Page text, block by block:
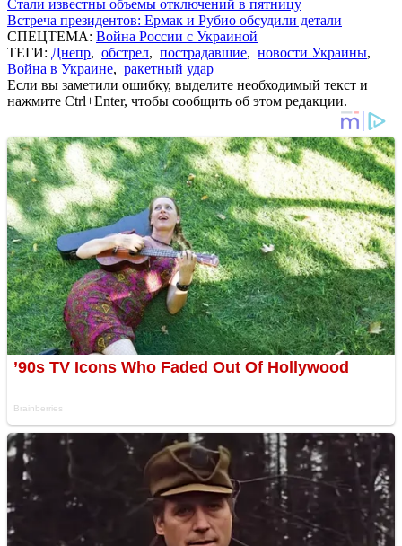
Стали известны объемы отключений в пятницу
Встреча президентов: Ермак и Рубио обсудили детали
СПЕЦТЕМА: Война России с Украиной
ТЕГИ: Днепр, обстрел, пострадавшие, новости Украины,
Война в Украине, ракетный удар
Если вы заметили ошибку, выделите необходимый текст и
нажмите Ctrl+Enter, чтобы сообщить об этом редакции.